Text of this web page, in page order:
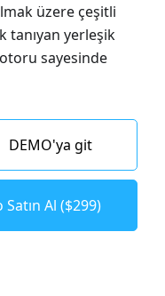
üzere çeşitli
tanıyan yerleşik
sayesinde
DEMO'ya git
Al ($299)